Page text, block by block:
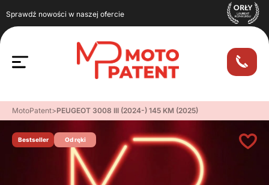
Sprawdź nowości w naszej ofercie
MotoPatent>PEUGEOT 3008 III (2024-) 145 KM (2025)
Bestseller Od ręki